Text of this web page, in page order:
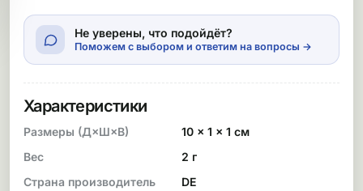
Не уверены, что подойдёт?
Поможем с выбором и ответим на вопросы →
Характеристики
Размеры (Д×Ш×В)
10 × 1 × 1 см
Вес
2 г
Страна производитель
DE